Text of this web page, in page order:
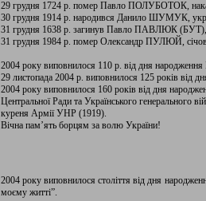
29 грудня 1724 р. помер Павло ПОЛУБОТОК,
30 грудня 1914 р. народився Данило ШУМУК,
31 грудня 1638 р. загинув Павло ПАВЛЮК (БУТ),
31 грудня 1984 р. помер Олександр ПУЛЮЙ,
2004 року виповнилося 110 р. від дня
29 листопада 2004 р. виповнилося 125 років від
2004 року виповнилося 160 років від дня
Центральної Ради та Українського генерального
куреня Армії УНР (1919).
Вічна пам’ять борцям за волю України!
2004 року виповнилося століття від дня
моєму житті”.